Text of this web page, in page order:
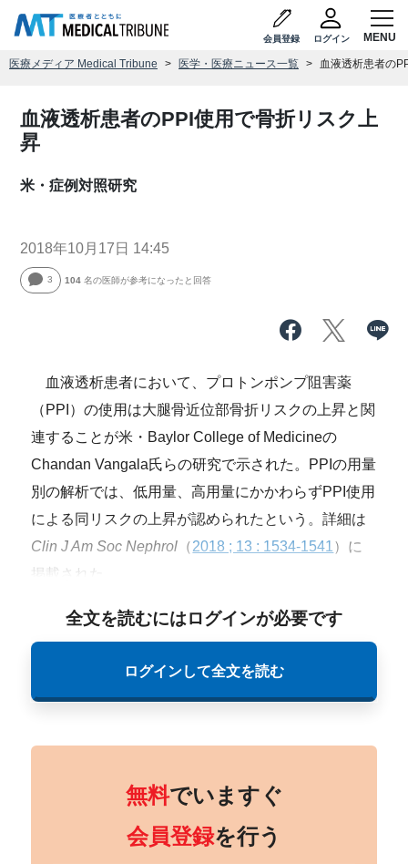
会員登録 ログイン
医療メディア Medical Tribune 医学・医療ニュース一覧 血液透析患者の
血液透析患者のPPI使用で骨折リスク上
昇
米・症例対照研究
2018年10月17日 14:45
3 104 名の医師が参考になったと回答
血液透析患者において、プロトンポンプ阻害薬
（PPI）の使用は大腿骨近位部骨折リスクの上昇と関
連することが米・Baylor College of Medicineの
Chandan Vangala氏らの研究で示された。PPIの用量
別の解析では、低用量、高用量にかかわらずPPI使用
による同リスクの上昇が認められたという。詳細は
Clin J Am Soc Nephrol （2018 ; 13 : 1534-1541 ）に
掲載された。
全文を読むにはログインが必要です
ログインして全文を読む
無料でいますぐ
会員登録を行う